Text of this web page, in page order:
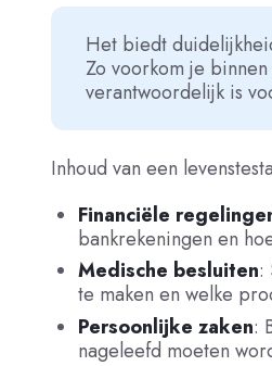
Het biedt
Zo voorkom je
verantwoordelijk is
Inhoud van een
Financiële
bankrekeningen en
Medische besluiten:
te maken en welke
Persoonlijke zaken:
nageleefd moeten